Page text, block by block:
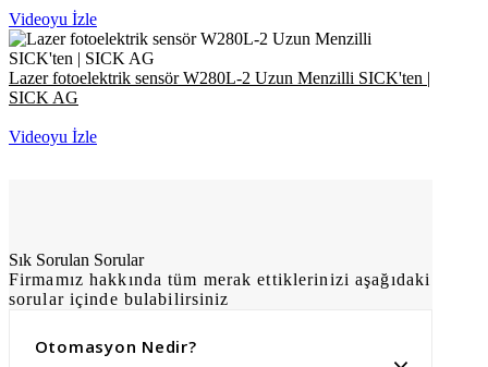
Videoyu İzle
Lazer fotoelektrik sensör W280L-2 Uzun Menzilli SICK'ten |
SICK AG
Videoyu İzle
Sık Sorulan Sorular
Firmamız hakkında tüm merak ettiklerinizi aşağıdaki
sorular içinde bulabilirsiniz
Otomasyon Nedir?